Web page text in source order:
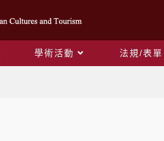
學術活動 法規/表單